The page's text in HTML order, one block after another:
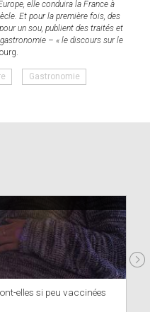
elle conduira la France à
Et pour la première fois, des
un sou, publient des traités et
– « le discours sur le
Gastronomie
elles si peu vaccinées